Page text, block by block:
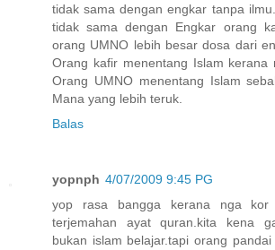
tidak sama dengan engkar tanpa
tidak sama dengan Engkar orang
orang UMNO lebih besar dosa dari
Orang kafir menentang Islam kerana
Orang UMNO menentang Islam
Mana yang lebih teruk.
Balas
yopnph 4/07/2009 9:45 PG
yop rasa bangga kerana nga kor
terjemahan ayat quran.kita kena
bukan islam belajar.tapi orang